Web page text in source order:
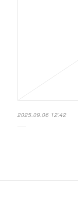
2025.09.06 12:42